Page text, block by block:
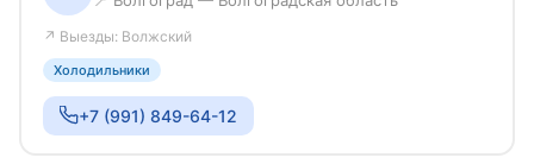
↗ Выезды: Волжский
Холодильники
+7 (991) 849-64-12